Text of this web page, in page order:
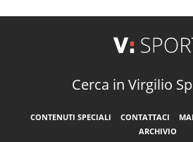
Cerca in Virgilio
CONTENUTI SPECIALI CONTATTACI
ARCHIVIO